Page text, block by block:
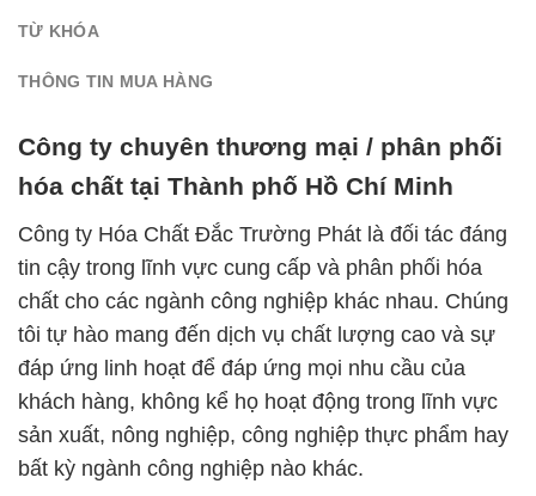
TỪ KHÓA
THÔNG TIN MUA HÀNG
Công ty chuyên thương mại / phân phối
hóa chất tại Thành phố Hồ Chí Minh
Công ty Hóa Chất Đắc Trường Phát là đối tác đáng
tin cậy trong lĩnh vực cung cấp và phân phối hóa
chất cho các ngành công nghiệp khác nhau. Chúng
tôi tự hào mang đến dịch vụ chất lượng cao và sự
đáp ứng linh hoạt để đáp ứng mọi nhu cầu của
khách hàng, không kể họ hoạt động trong lĩnh vực
sản xuất, nông nghiệp, công nghiệp thực phẩm hay
bất kỳ ngành công nghiệp nào khác.